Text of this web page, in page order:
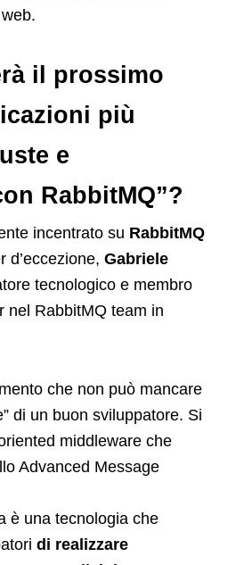
il prossimo
più
e
RabbitMQ”?
incentrato su RabbitMQ
d’eccezione, Gabriele
tecnologico e membro
nel RabbitMQ team in
che non può mancare
di un buon sviluppatore. Si
middleware che
Advanced Message
è una tecnologia che
di realizzare